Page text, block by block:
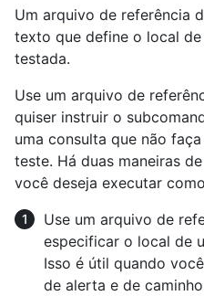
Um arquivo de referência
texto que define o local
testada.
Use um arquivo de
quiser instruir o
uma consulta que não
teste. Há duas maneiras
você deseja executar
Use um arquivo de
especificar o local de
Isso é útil quando
de alerta e de